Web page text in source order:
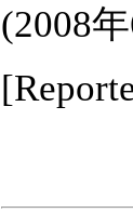
(2008